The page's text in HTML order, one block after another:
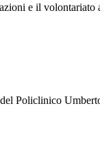
e il volontariato
Policlinico